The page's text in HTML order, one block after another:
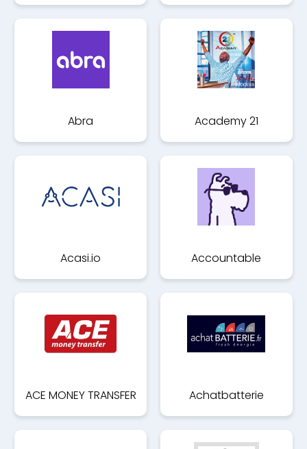
Abra Academy 21
Acasi.io Accountable
ACE MONEY TRANSFER Achatbatterie